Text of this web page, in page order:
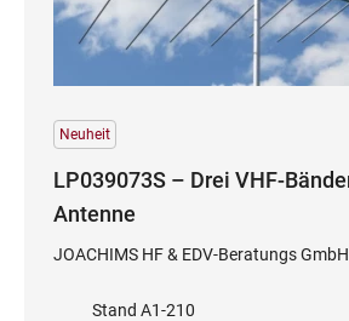
Neuheit
LP039073S – Drei VHF-
Antenne
JOACHIMS HF & EDV-Beratungs GmbH
Stand A1-210